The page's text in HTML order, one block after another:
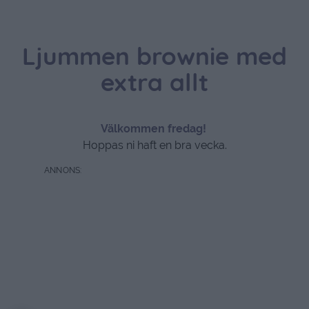
Ljummen brownie med
extra allt
Välkommen fredag!
Hoppas ni haft en bra vecka.